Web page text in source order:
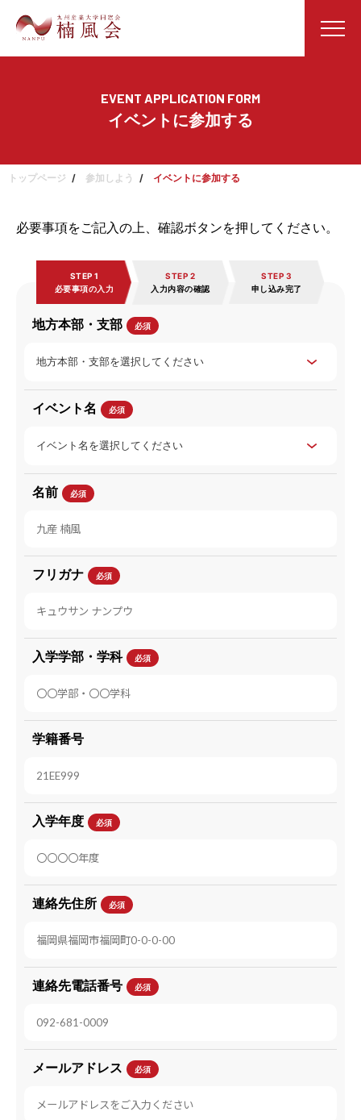
EVENT APPLICATION FORM
イベントに参加する
トップページ 参加しよう イベントに参加する
必要事項をご記入の上、確認ボタンを押してください。
STEP 1
必要事項の入力
STEP 2
入力内容の確認
STEP 3
申し込み完了
地方本部・支部 必須
イベント名 必須
名前 必須
フリガナ 必須
入学学部・学科 必須
学籍番号
入学年度 必須
連絡先住所 必須
連絡先電話番号 必須
メールアドレス 必須